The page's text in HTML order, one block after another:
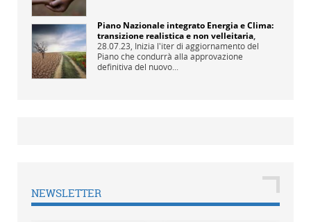
Piano Nazionale integrato Energia e Clima:
transizione realistica e non velleitaria,
28.07.23, Inizia l'iter di aggiornamento del
Piano che condurrà alla approvazione
definitiva del nuovo...
NEWSLETTER